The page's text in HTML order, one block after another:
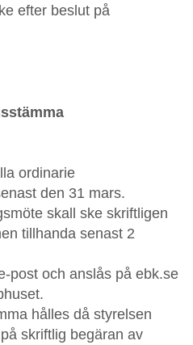
efter beslut på
ordinarie
den 31 mars.
skall ske skriftligen
tillhanda senast 2
post och anslås på ebk.se
hålles då styrelsen
skriftlig begäran av